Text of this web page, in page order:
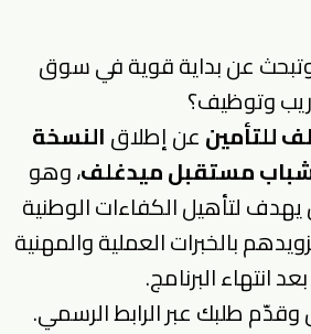
عن بداية قوية في سوق
وتوظيف؟
للتأمينعن إطلاقالنسخة
شباب مستقبل ميدغلف، وهو
يهدف لتأهيل الكفاءات الوطنية
بالخبرات العملية والمهنية
انتهاء البرنامج.
طلبك عبر الرابط الرسمي.